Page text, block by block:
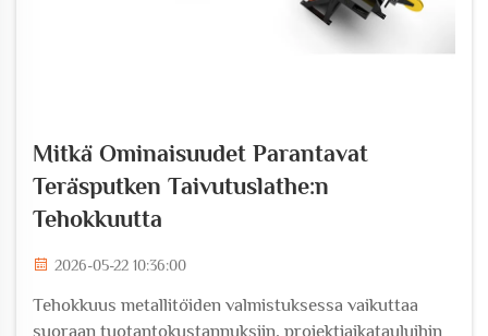
Mitkä Ominaisuudet Parantavat
Teräsputken Taivutuslathe:n
Tehokkuutta
2026-05-22 10:36:00
Tehokkuus metallitöiden valmistuksessa vaikuttaa
suoraan tuotantokustannuksiin, projektiaikatauluihin